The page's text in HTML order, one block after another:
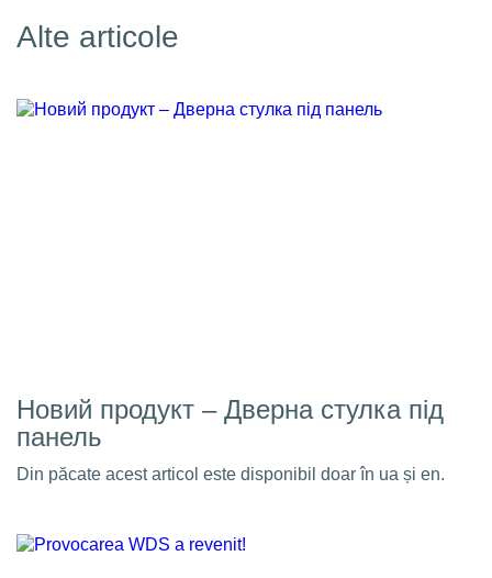
Alte articole
Новий продукт – Дверна стулка під
панель
Din păcate acest articol este disponibil doar în ua și en.